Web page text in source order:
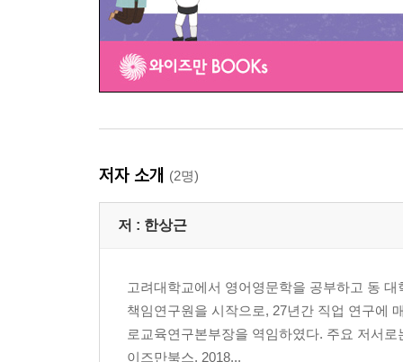
저자 소개 (2명)
저 : 한상근
고려대학교에서 영어영문학을 공부하고 동
책임연구원을 시작으로, 27년간 직업 연구에
로교육연구본부장을 역임하였다. 주요 저서
이즈만북스, 2018...